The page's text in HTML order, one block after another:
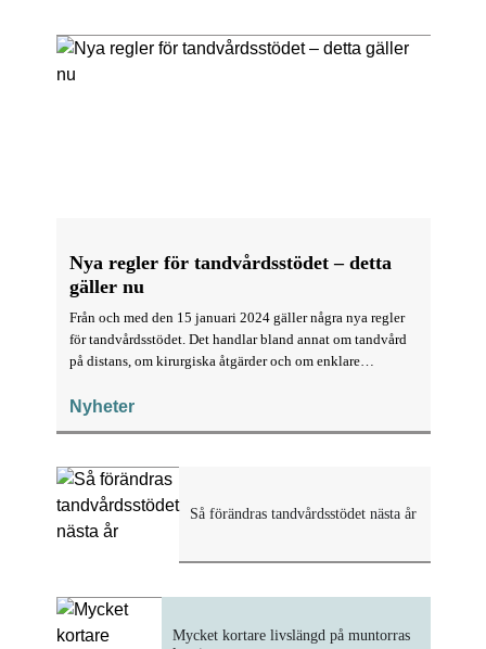
Nya regler för tandvårdsstödet – detta
gäller nu
Från och med den 15 januari 2024 gäller några nya regler
för tandvårdsstödet. Det handlar bland annat om tandvård
på distans, om kirurgiska åtgärder och om enklare
Nyheter
Så förändras tandvårdsstödet nästa år
Mycket kortare livslängd på muntorras